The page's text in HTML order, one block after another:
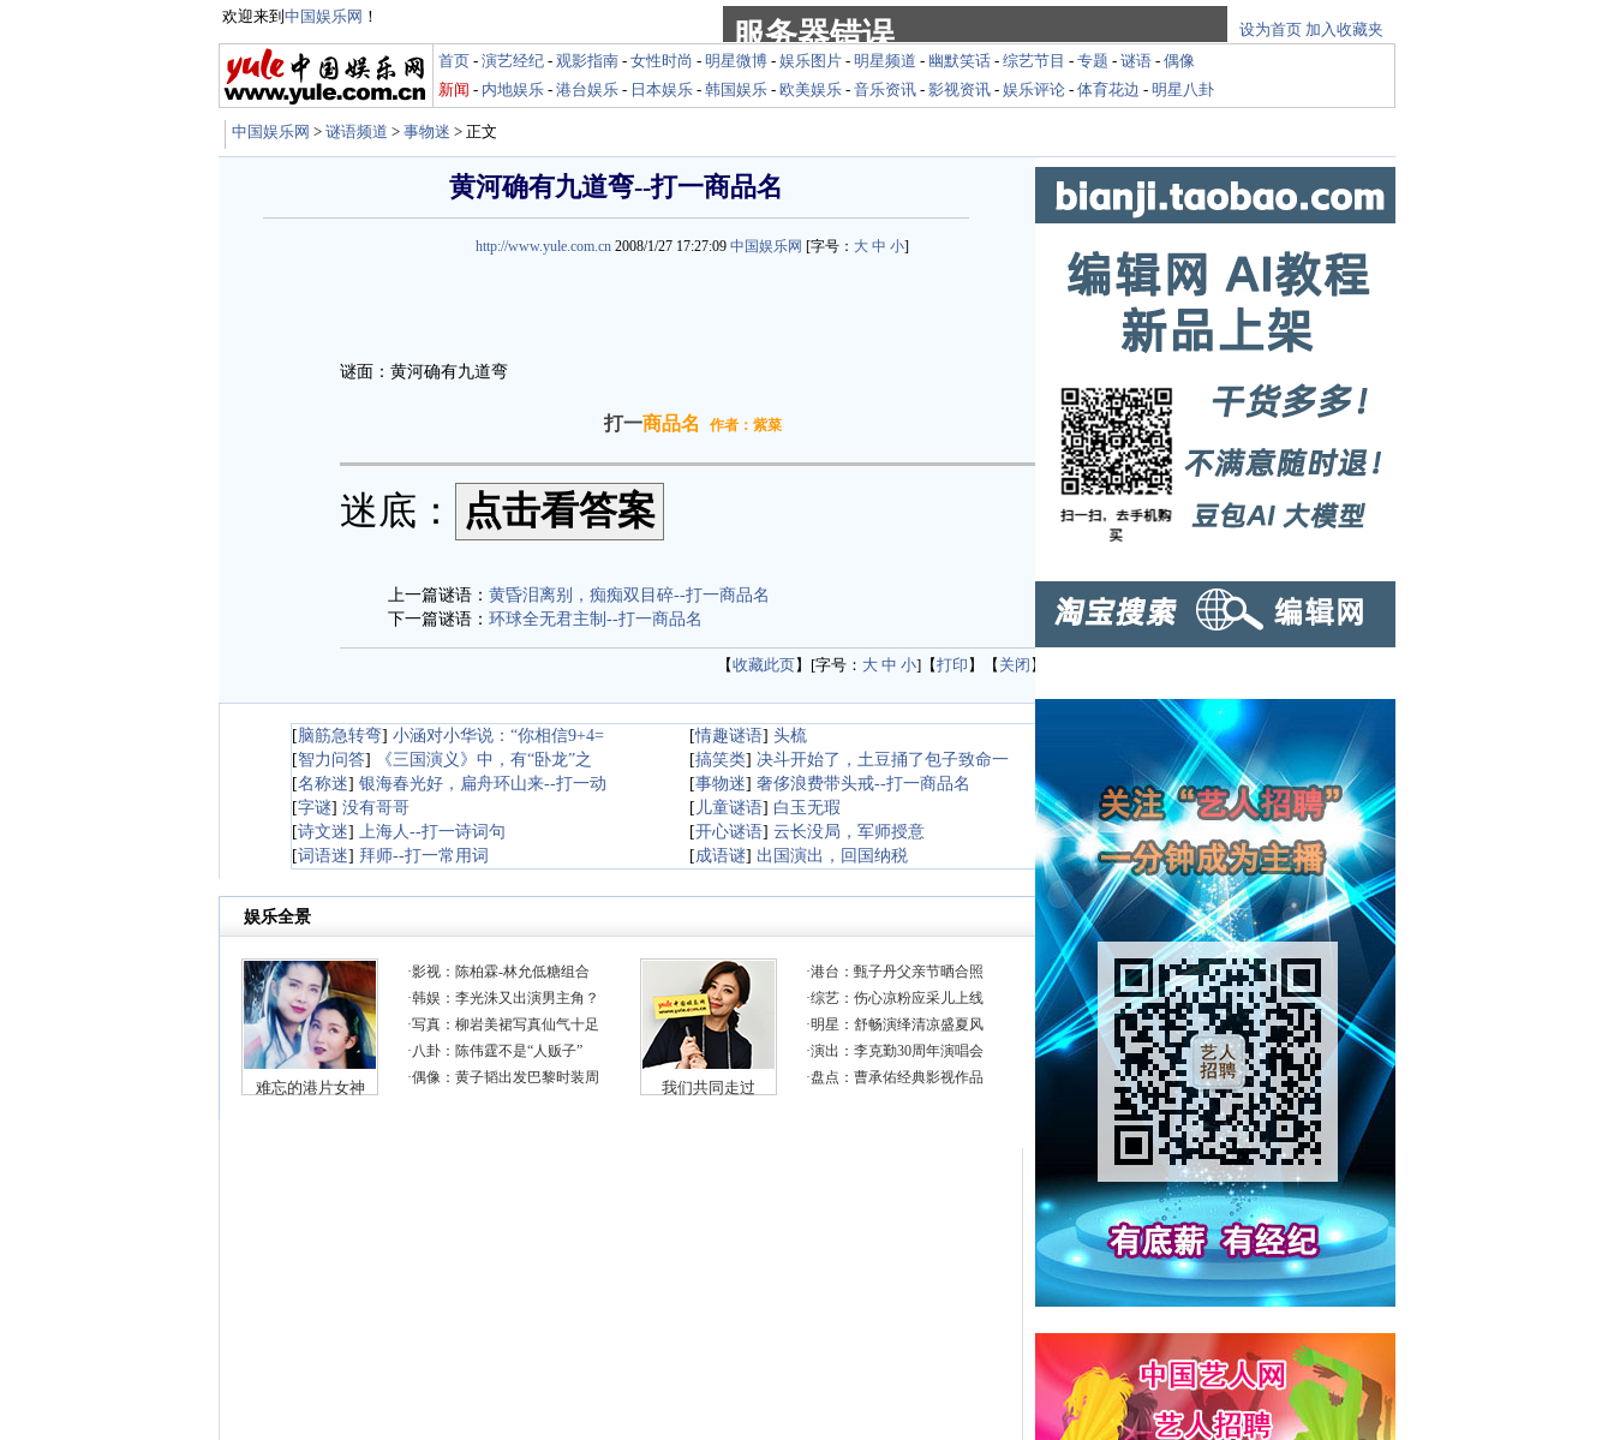
欢迎来到 中国娱乐网 ！
设为首页 加入收藏夹
首页 - 演艺经纪 - 观影指南 - 女性时尚 - 明星微博 - 娱乐图片 - 明星频道 - 幽默笑话 - 综艺节目 - 专题 - 谜语 - 偶像
新闻 - 内地娱乐 - 港台娱乐 - 日本娱乐 - 韩国娱乐 - 欧美娱乐 - 音乐资讯 - 影视资讯 - 娱乐评论 - 体育花边 - 明星八卦
中国娱乐网 > 谜语频道 > 事物迷 > 正文
黄河确有九道弯--打一商品名
http://www.yule.com.cn 2008/1/27 17:27:09 中国娱乐网 [字号： 大 中 小]
谜面：黄河确有九道弯
打一商品名 作者：紫菜
迷底：
上一篇谜语： 黄昏泪离别，痴痴双目碎--打一商品名
下一篇谜语： 环球全无君主制--打一商品名
【收藏此页】[字号： 大 中 小]【打印 】【 关闭 】
[脑筋急转弯] 小涵对小华说：“你相信9+4= [情趣谜语] 头梳
[智力问答] 《三国演义》中，有“卧龙”之 [搞笑类] 决斗开始了，土豆捅了包子致命一
[名称迷] 银海春光好，扁舟环山来--打一动 [事物迷] 奢侈浪费带头戒--打一商品名
[字谜] 没有哥哥 [ 儿童谜语] 白玉无瑕
[诗文迷] 上海人--打一诗词句 [开心谜语] 云长没局，军师授意
[词语迷] 拜师--打一常用词 [成语谜] 出国演出，回国纳税